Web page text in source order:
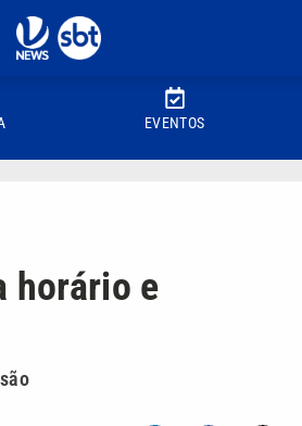
EVENTOS
horário e